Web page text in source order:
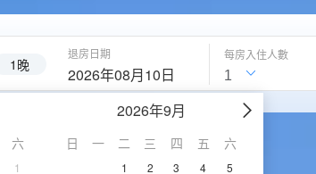
1晚
退房日期
2026年08月10日
六
1
2026年9月
日 一 二 三 四 五 六
1 2 3 4
5
每房入住人數